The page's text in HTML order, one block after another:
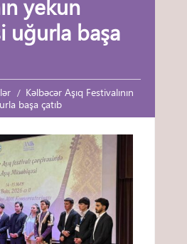
yekun
uğurla başa
Kəlbəcər Aşıq Festivalının
başa çatıb